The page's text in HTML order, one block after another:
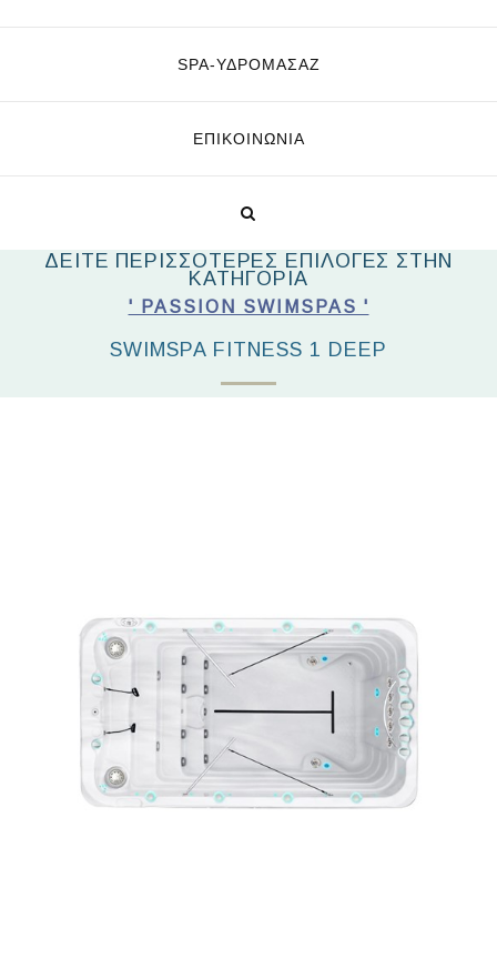
SPA-ΥΔΡΟΜΑΣΆΖ
ΕΠΙΚΟΙΝΩΝΊΑ
ΔΕΙΤΕ ΠΕΡΙΣΣΟΤΕΡΕΣ ΕΠΙΛΟΓΕΣ ΣΤΗΝ
ΚΑΤΗΓΟΡΙΑ
' PASSION SWIMSPAS '
SWIMSPA FITNESS 1 DEEP